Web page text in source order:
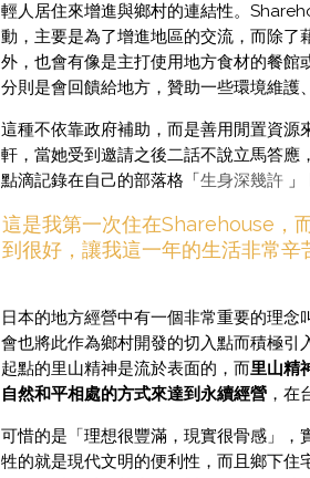
輕人居住來增進與鄉村的連結性。
動，主要是為了增進地區的交流，而除了
外，也會有像是主打使用地方食材的餐館
分則是會回饋給地方，贊助一些環境維護
這種不依靠政府補助，而是善用閒置資
軒，當她受到邀請之後二話不說立馬答
點滴記錄在自己的部落格「生身深幾許
這是我第一次住在Sharehouse，
到很好，讓我這一年的生活非常辛
日本的地方經營中有一個非常重要的理
會也將此作為鄉村開發的切入點而積極引
起點的里山精神是流於表面的，而里山精
自然和平相處的方式來達到永續經營 ，在
可惜的是「理想很豐滿，現實很骨感」
牲的就是現代文明的便利性，而且鄉下住